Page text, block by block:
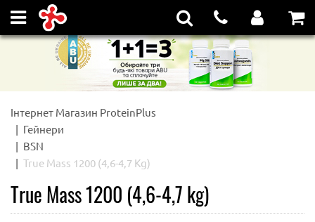
Інтернет Магазин ProteinPlus
Гейнери
BSN
True Mass 1200 (4,6-4,7 Kg)
True Mass 1200 (4,6-4,7 kg)